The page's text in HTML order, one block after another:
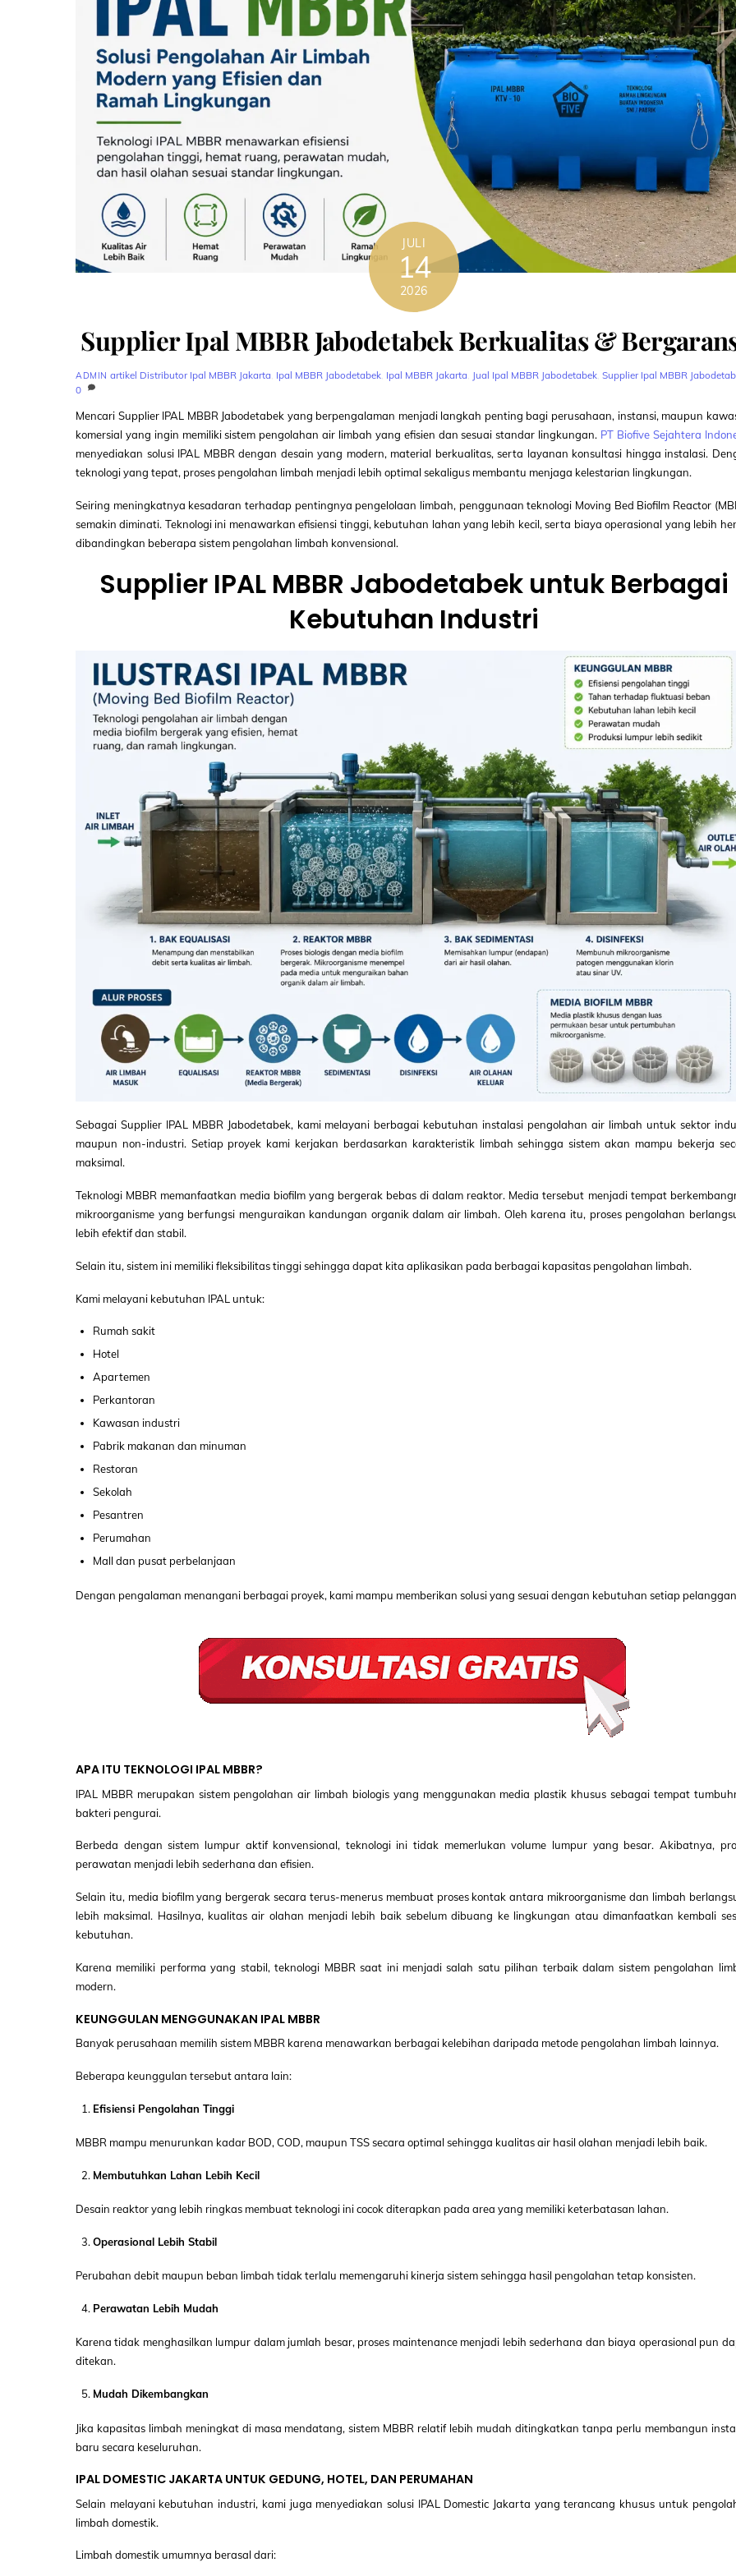
JULI
14
2026
Supplier Ipal MBBR Jabodetabek Berkualitas &
ADMIN artikel Distributor Ipal MBBR Jakarta Ipal MBBR Jabodetabek, Ipal MBBR Jakarta Jual Ipal MBBR Jabodetabek, Supplier Ipal MBBR
0
Mencari Supplier IPAL MBBR Jabodetabek yang berpengalaman menjadi langkah penting bagi perusahaan, instansi, maupun
komersial yang ingin memiliki sistem pengolahan air limbah yang efisien dan sesuai standar lingkungan. PT Biofive Sejahtera
menyediakan solusi IPAL MBBR dengan desain yang modern, material berkualitas, serta layanan konsultasi hingga instalasi.
teknologi yang tepat, proses pengolahan limbah menjadi lebih optimal sekaligus membantu menjaga kelestarian lingkungan.
Seiring meningkatnya kesadaran terhadap pentingnya pengelolaan limbah, penggunaan teknologi Moving Bed Biofilm Reactor
semakin diminati. Teknologi ini menawarkan efisiensi tinggi, kebutuhan lahan yang lebih kecil, serta biaya operasional yang lebih
dibandingkan beberapa sistem pengolahan limbah konvensional.
Supplier IPAL MBBR Jabodetabek untuk Berbagai
Kebutuhan Industri
Sebagai Supplier IPAL MBBR Jabodetabek, kami melayani berbagai kebutuhan instalasi pengolahan air limbah untuk sektor
maupun non-industri. Setiap proyek kami kerjakan berdasarkan karakteristik limbah sehingga sistem akan mampu bekerja
maksimal.
Teknologi MBBR memanfaatkan media biofilm yang bergerak bebas di dalam reaktor. Media tersebut menjadi tempat
mikroorganisme yang berfungsi menguraikan kandungan organik dalam air limbah. Oleh karena itu, proses pengolahan
lebih efektif dan stabil.
Selain itu, sistem ini memiliki fleksibilitas tinggi sehingga dapat kita aplikasikan pada berbagai kapasitas pengolahan limbah.
Kami melayani kebutuhan IPAL untuk:
Rumah sakit
Hotel
Apartemen
Perkantoran
Kawasan industri
Pabrik makanan dan minuman
Restoran
Sekolah
Pesantren
Perumahan
Mall dan pusat perbelanjaan
Dengan pengalaman menangani berbagai proyek, kami mampu memberikan solusi yang sesuai dengan kebutuhan setiap
APA ITU TEKNOLOGI IPAL MBBR?
IPAL MBBR merupakan sistem pengolahan air limbah biologis yang menggunakan media plastik khusus sebagai tempat
bakteri pengurai.
Berbeda dengan sistem lumpur aktif konvensional, teknologi ini tidak memerlukan volume lumpur yang besar. Akibatnya,
perawatan menjadi lebih sederhana dan efisien.
Selain itu, media biofilm yang bergerak secara terus-menerus membuat proses kontak antara mikroorganisme dan limbah
lebih maksimal. Hasilnya, kualitas air olahan menjadi lebih baik sebelum dibuang ke lingkungan atau dimanfaatkan kembali
kebutuhan.
Karena memiliki performa yang stabil, teknologi MBBR saat ini menjadi salah satu pilihan terbaik dalam sistem pengolahan
modern.
KEUNGGULAN MENGGUNAKAN IPAL MBBR
Banyak perusahaan memilih sistem MBBR karena menawarkan berbagai kelebihan daripada metode pengolahan limbah lainnya.
Beberapa keunggulan tersebut antara lain:
Efisiensi Pengolahan Tinggi
MBBR mampu menurunkan kadar BOD, COD, maupun TSS secara optimal sehingga kualitas air hasil olahan menjadi lebih baik.
Membutuhkan Lahan Lebih Kecil
Desain reaktor yang lebih ringkas membuat teknologi ini cocok diterapkan pada area yang memiliki keterbatasan lahan.
Operasional Lebih Stabil
Perubahan debit maupun beban limbah tidak terlalu memengaruhi kinerja sistem sehingga hasil pengolahan tetap konsisten.
Perawatan Lebih Mudah
Karena tidak menghasilkan lumpur dalam jumlah besar, proses maintenance menjadi lebih sederhana dan biaya operasional pun
ditekan.
Mudah Dikembangkan
Jika kapasitas limbah meningkat di masa mendatang, sistem MBBR relatif lebih mudah ditingkatkan tanpa perlu membangun
baru secara keseluruhan.
IPAL DOMESTIC JAKARTA UNTUK GEDUNG, HOTEL, DAN PERUMAHAN
Selain melayani kebutuhan industri, kami juga menyediakan solusi IPAL Domestic Jakarta yang terancang khusus untuk
limbah domestik.
Limbah domestik umumnya berasal dari: